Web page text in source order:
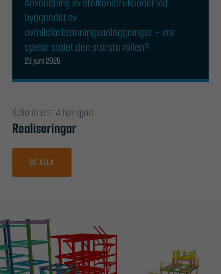
byggandet av
avfallsförbränningsanläggningar – var
spelar stålet den största rollen?
23 juni 2026
Kolla in vad vi har gjort
Realiseringar
SE ALLA